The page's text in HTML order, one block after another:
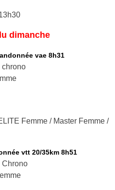
dimanche
vae 8h31
chrono
Femme / Master Femme /
vtt 20/35km 8h51
Chrono